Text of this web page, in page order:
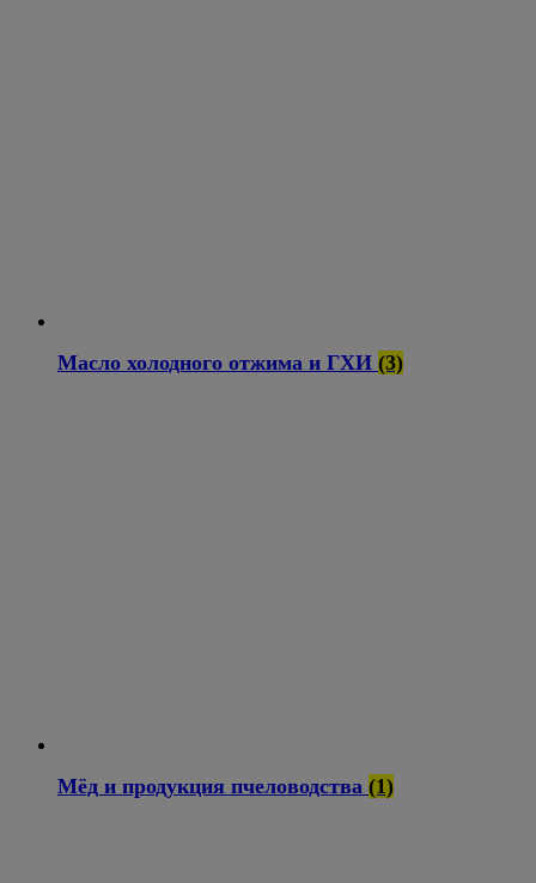
Масло холодного отжима и ГХИ (3)
Мёд и продукция пчеловодства (1)